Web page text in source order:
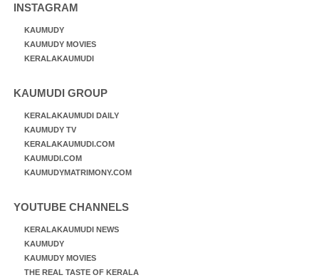
INSTAGRAM
KAUMUDY
KAUMUDY MOVIES
KERALAKAUMUDI
KAUMUDI GROUP
KERALAKAUMUDI DAILY
KAUMUDY TV
KERALAKAUMUDI.COM
KAUMUDI.COM
KAUMUDYMATRIMONY.COM
YOUTUBE CHANNELS
KERALAKAUMUDI NEWS
KAUMUDY
KAUMUDY MOVIES
THE REAL TASTE OF KERALA